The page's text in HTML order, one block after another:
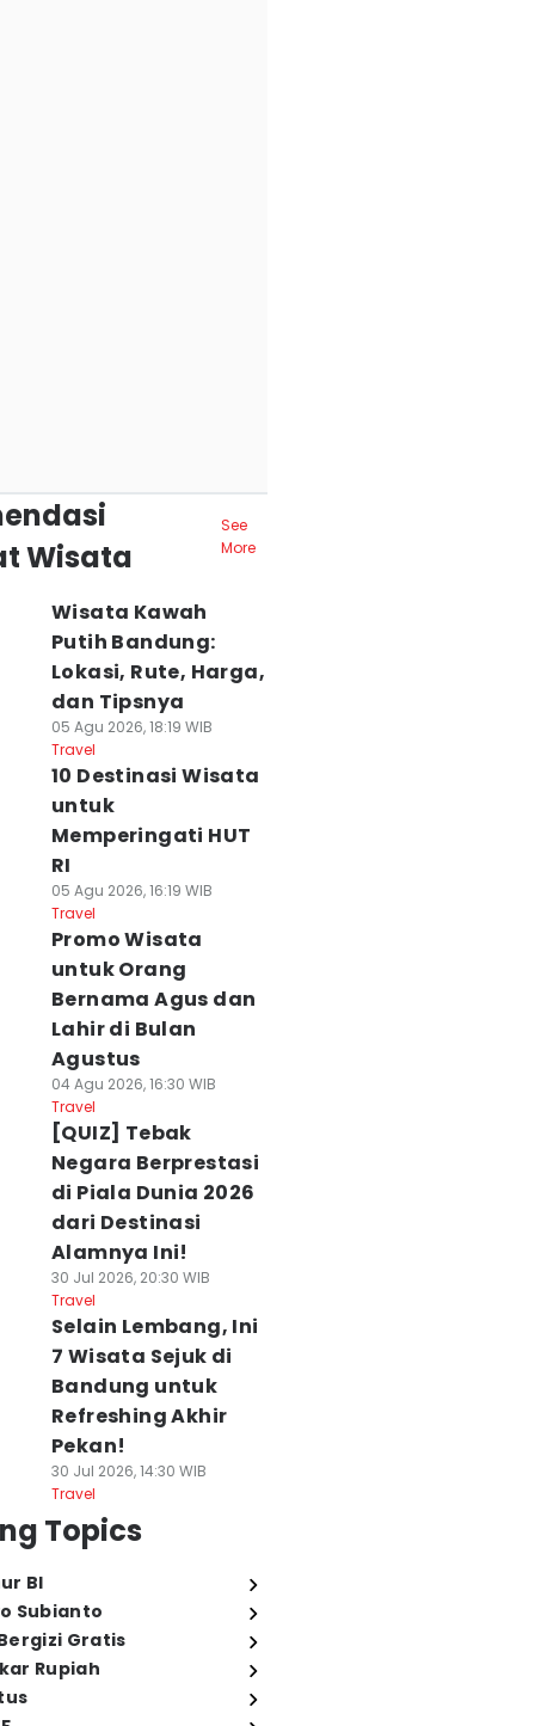
Wisata
See
More
Wisata Kawah
Putih Bandung:
Lokasi, Rute, Harga,
dan Tipsnya
05 Agu 2026, 18:19 WIB
Travel
10 Destinasi Wisata
untuk
Memperingati HUT
RI
05 Agu 2026, 16:19 WIB
Travel
Promo Wisata
untuk Orang
Bernama Agus dan
Lahir di Bulan
Agustus
04 Agu 2026, 16:30 WIB
Travel
[QUIZ] Tebak
Negara Berprestasi
di Piala Dunia 2026
dari Destinasi
Alamnya Ini!
30 Jul 2026, 20:30 WIB
Travel
Selain Lembang, Ini
7 Wisata Sejuk di
Bandung untuk
Refreshing Akhir
Pekan!
30 Jul 2026, 14:30 WIB
Travel
Topics
BI
Subianto
Gratis
Rupiah